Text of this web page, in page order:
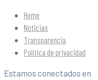
Home
Noticias
Transparencia
Política de privacidad
Estamos conectados en